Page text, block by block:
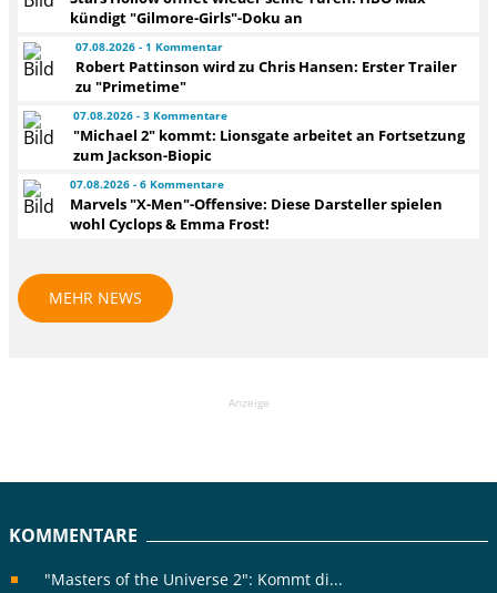
kündigt "Gilmore-Girls"-Doku an
07.08.2026 - 1 Kommentar
Robert Pattinson wird zu Chris Hansen: Erster Trailer
zu "Primetime"
07.08.2026 - 3 Kommentare
"Michael 2" kommt: Lionsgate arbeitet an Fortsetzung
zum Jackson-Biopic
07.08.2026 - 6 Kommentare
Marvels "X-Men"-Offensive: Diese Darsteller spielen
wohl Cyclops & Emma Frost!
MEHR NEWS
Anzeige
KOMMENTARE
"Masters of the Universe 2": Kommt di...